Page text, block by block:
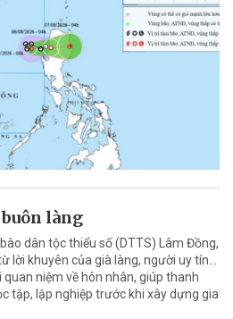
làng
dân tộc thiểu số (DTTS) Lâm Đồng,
lời khuyên của già làng, người uy tín…
niệm về hôn nhân, giúp thanh
tập, lập nghiệp trước khi xây dựng gia